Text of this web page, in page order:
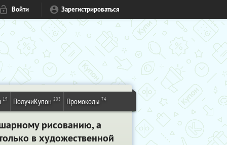
Войти Зарегистрироваться
19 ПолучиКупон 203 Промокоды 74
рисованию, а
в художественной